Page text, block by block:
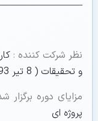
نظر شرکت کننده :
و تحقیقات ( 8 تیر 93 )
مزایای دوره
پروژه ای